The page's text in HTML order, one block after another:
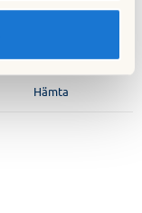
Hämta
Hämta